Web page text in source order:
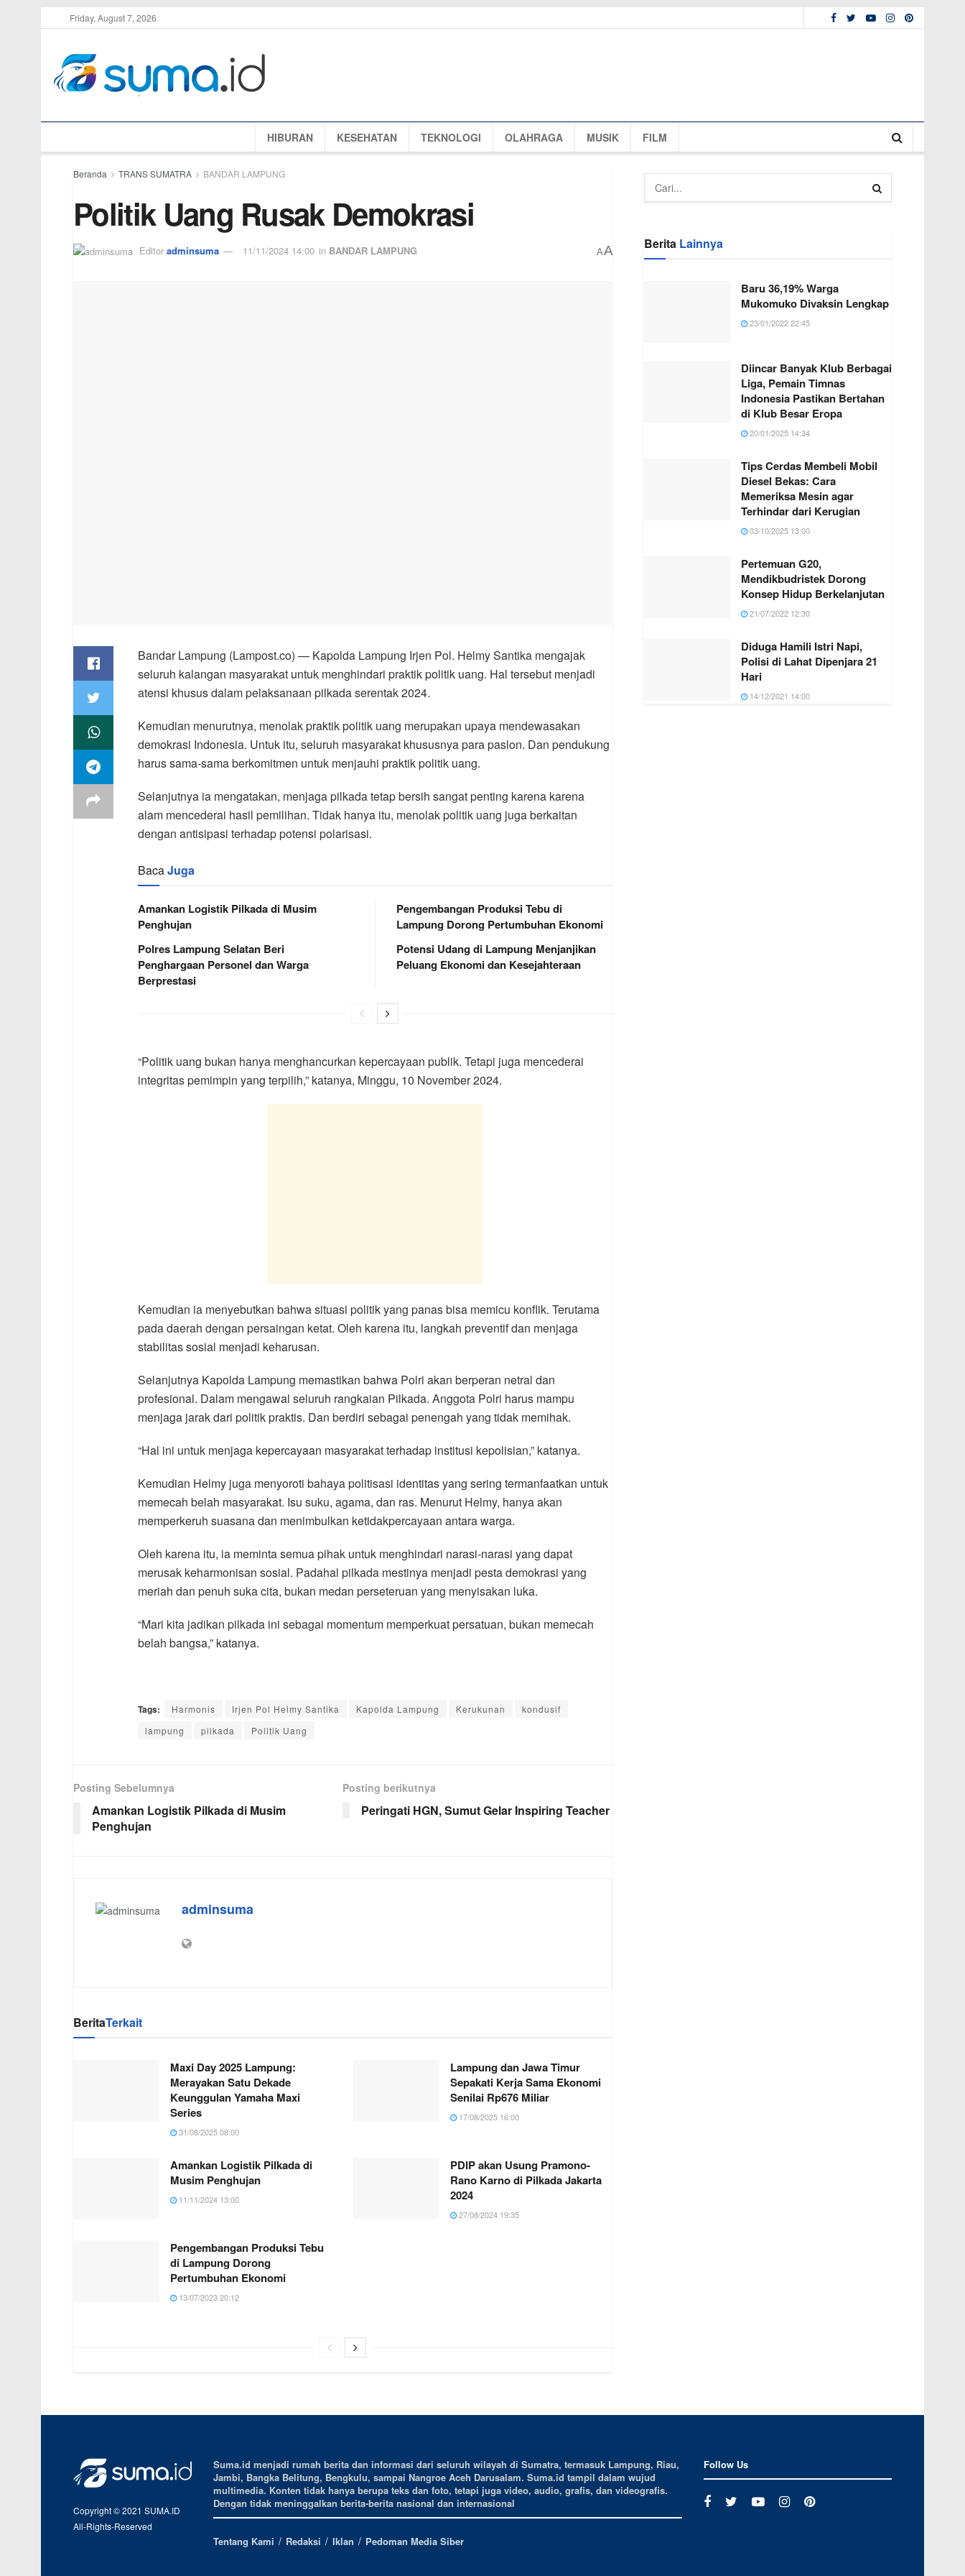
Friday, August 7, 2026
HIBURAN KESEHATAN TEKNOLOGI OLAHRAGA MUSIK FILM
Beranda TRANS SUMATRA BANDAR LAMPUNG
Politik Uang Rusak Demokrasi
Editor adminsuma 11/11/2024 14:00 in BANDAR LAMPUNG AA
Bandar Lampung (Lampost.co) — Kapolda Lampung Irjen Pol. Helmy Santika mengajak
seluruh kalangan masyarakat untuk menghindari praktik politik uang. Hal tersebut menjadi
atensi khusus dalam pelaksanaan pilkada serentak 2024.
Kemudian menurutnya, menolak praktik politik uang merupakan upaya mendewasakan
demokrasi Indonesia. Untuk itu, seluruh masyarakat khususnya para paslon. Dan pendukung
harus sama-sama berkomitmen untuk menjauhi praktik politik uang.
Selanjutnya ia mengatakan, menjaga pilkada tetap bersih sangat penting karena karena
alam mencederai hasil pemilihan. Tidak hanya itu, menolak politik uang juga berkaitan
dengan antisipasi terhadap potensi polarisasi.
BacaJuga
Amankan Logistik Pilkada di Musim
Penghujan
Polres Lampung Selatan Beri
Penghargaan Personel dan Warga
Berprestasi
Pengembangan Produksi Tebu di
Lampung Dorong Pertumbuhan Ekonomi
Potensi Udang di Lampung Menjanjikan
Peluang Ekonomi dan Kesejahteraan
“Politik uang bukan hanya menghancurkan kepercayaan publik. Tetapi juga mencederai
integritas pemimpin yang terpilih,” katanya, Minggu, 10 November 2024.
Kemudian ia menyebutkan bahwa situasi politik yang panas bisa memicu konflik. Terutama
pada daerah dengan persaingan ketat. Oleh karena itu, langkah preventif dan menjaga
stabilitas sosial menjadi keharusan.
Selanjutnya Kapolda Lampung memastikan bahwa Polri akan berperan netral dan
profesional. Dalam mengawal seluruh rangkaian Pilkada. Anggota Polri harus mampu
menjaga jarak dari politik praktis. Dan berdiri sebagai penengah yang tidak memihak.
“Hal ini untuk menjaga kepercayaan masyarakat terhadap institusi kepolisian,” katanya.
Kemudian Helmy juga menyoroti bahaya politisasi identitas yang sering termanfaatkan untuk
memecah belah masyarakat. Isu suku, agama, dan ras. Menurut Helmy, hanya akan
memperkeruh suasana dan menimbulkan ketidakpercayaan antara warga.
Oleh karena itu, ia meminta semua pihak untuk menghindari narasi-narasi yang dapat
merusak keharmonisan sosial. Padahal pilkada mestinya menjadi pesta demokrasi yang
meriah dan penuh suka cita, bukan medan perseteruan yang menyisakan luka.
“Mari kita jadikan pilkada ini sebagai momentum memperkuat persatuan, bukan memecah
belah bangsa,” katanya.
Tags: Harmonis Irjen Pol Helmy Santika Kapolda Lampung Kerukunan
kondusif
lampung
pilkada Politik Uang
Posting Sebelumnya
Amankan Logistik Pilkada di Musim
Penghujan
Posting berikutnya
Peringati HGN, Sumut Gelar Inspiring Teacher
adminsuma
BeritaTerkait
Maxi Day 2025 Lampung:
Merayakan Satu Dekade
Keunggulan Yamaha Maxi
Series
31/08/2025 08:00
Lampung dan Jawa Timur
Sepakati Kerja Sama Ekonomi
Senilai Rp676 Miliar
17/08/2025 16:00
Amankan Logistik Pilkada di
Musim Penghujan
11/11/2024 13:00
PDIP akan Usung Pramono-
Rano Karno di Pilkada Jakarta
2024
27/08/2024 19:35
Pengembangan Produksi Tebu
di Lampung Dorong
Pertumbuhan Ekonomi
13/07/2023 20:12
Berita Lainnya
Baru 36,19% Warga
Mukomuko Divaksin Lengkap
23/01/2022 22:45
Diincar Banyak Klub Berbagai
Liga, Pemain Timnas
Indonesia Pastikan Bertahan
di Klub Besar Eropa
20/01/2025 14:34
Tips Cerdas Membeli Mobil
Diesel Bekas: Cara
Memeriksa Mesin agar
Terhindar dari Kerugian
03/10/2025 13:00
Pertemuan G20,
Mendikbudristek Dorong
Konsep Hidup Berkelanjutan
21/07/2022 12:30
Diduga Hamili Istri Napi,
Polisi di Lahat Dipenjara 21
Hari
14/12/2021 14:00
Copyright © 2021 SUMA.ID
All-Rights-Reserved
Suma.id menjadi rumah berita dan informasi dari seluruh wilayah di Sumatra, termasuk Lampung, Riau,
Jambi, Bangka Belitung, Bengkulu, sampai Nangroe Aceh Darusalam. Suma.id tampil dalam wujud
multimedia. Konten tidak hanya berupa teks dan foto, tetapi juga video, audio, grafis, dan videografis.
Dengan tidak meninggalkan berita-berita nasional dan internasional
Tentang Kami Redaksi Iklan Pedoman Media Siber
Follow Us